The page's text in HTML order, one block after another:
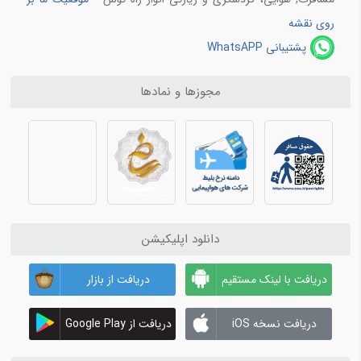
فرودگاه جدید استانبول
شرکت های ریلی
معرفی شرکت ریلی فدک
معرفی راه آهن جمهوری اسلامی ایران
معرفی قطار های 5 ستاره در ایران
راه اندازی مجدد قطار تهران-وان
سفر به روسیه
ایران گردی
سفر به تهران در ایام نوروز: فرصتی برای گشت و گذار در پایتخت خلوت
روی نقشه
پشتیبانی WhatsAPP
مجوزها و نمادها
دانلود اپلیکیشن
دریافت با لینک مستقیم دریافت از بازار
دریافت نسخه iOS دریافت از Google Play